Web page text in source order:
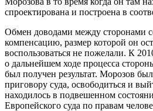
спроектирована и построена в
Обмен доводами между сторонами
компенсацию, размер которой он
воспользоваться не пожелали. К
о дальнейшем ходе процесса
был получен результат. Морозов
приговору суда, освободиться и
находилось в подвешенном
Европейского суда по правам